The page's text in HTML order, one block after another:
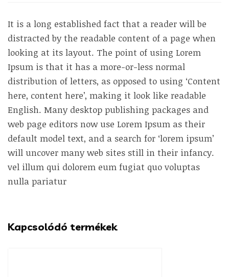
It is a long established fact that a reader will be
distracted by the readable content of a page when
looking at its layout. The point of using Lorem
Ipsum is that it has a more-or-less normal
distribution of letters, as opposed to using ‘Content
here, content here’, making it look like readable
English. Many desktop publishing packages and
web page editors now use Lorem Ipsum as their
default model text, and a search for ‘lorem ipsum’
will uncover many web sites still in their infancy.
vel illum qui dolorem eum fugiat quo voluptas
nulla pariatur
Kapcsolódó termékek